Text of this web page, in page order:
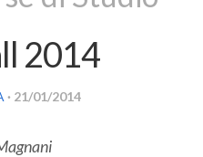
2014
· 21/01/2014